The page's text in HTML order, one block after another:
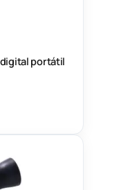
portátil